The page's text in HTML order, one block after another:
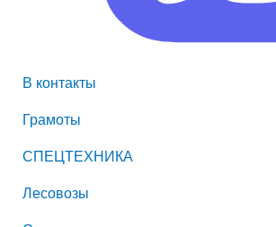
В контакты
Грамоты
СПЕЦТЕХНИКА
Лесовозы